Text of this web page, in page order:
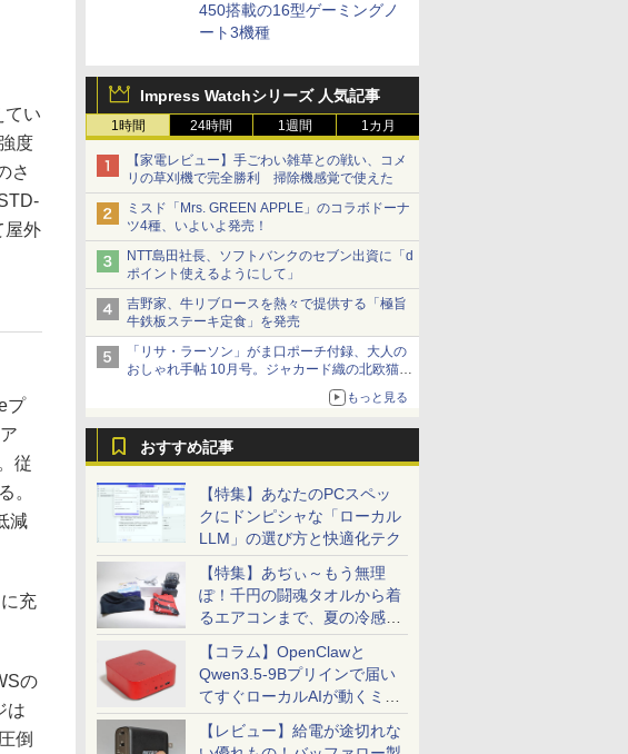
450搭載の16型ゲーミングノ
ート3機種
Impress Watchシリーズ 人気記事
1時間 24時間 1週間 1カ月
【家電レビュー】手ごわい雑草との戦い、コメ
リの草刈機で完全勝利 掃除機感覚で使えた
ミスド「Mrs. GREEN APPLE」のコラボドーナ
ツ4種、いよいよ発売！
NTT島田社長、ソフトバンクのセブン出資に「d
ポイント使えるようにして」
吉野家、牛リブロースを熱々で提供する「極旨
牛鉄板ステーキ定食」を発売
「リサ・ラーソン」がま口ポーチ付録、大人の
おしゃれ手帖 10月号。ジャカード織の北欧猫デ
もっと見る
おすすめ記事
【特集】あなたのPCスペッ
クにドンピシャな「ローカル
LLM」の選び方と快適化テク
【特集】あぢぃ～もう無理
ぽ！千円の闘魂タオルから着
るエアコンまで、夏の冷感グ
ッズ一挙紹介
【コラム】OpenClawと
Qwen3.5-9Bプリインで届い
てすぐローカルAIが動くミニ
PC「SER9 Pro」
【レビュー】給電が途切れな
てい
度
さ
屋外
プ
従
。
減
充
の
は
倒